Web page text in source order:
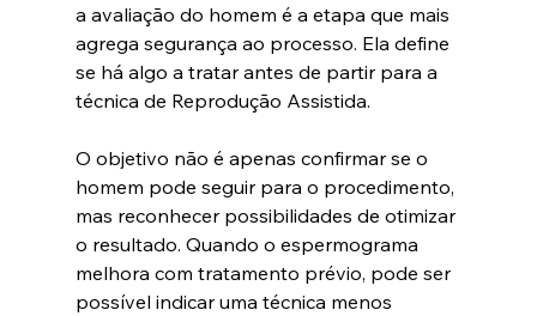
a avaliação do homem é a etapa que mais
agrega segurança ao processo. Ela define
se há algo a tratar antes de partir para a
técnica de Reprodução Assistida.
O objetivo não é apenas confirmar se o
homem pode seguir para o procedimento,
mas reconhecer possibilidades de otimizar
o resultado. Quando o espermograma
melhora com tratamento prévio, pode ser
possível indicar uma técnica menos